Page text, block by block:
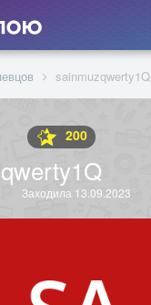
sainmuzqwerty1Q
200
Заходила 13.09.2023